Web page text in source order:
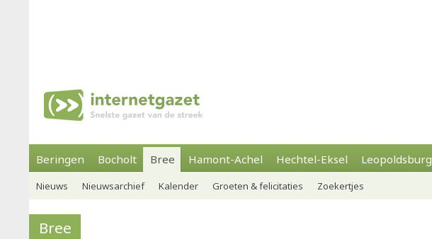
Beringen Bocholt Bree Hamont-Achel Hechtel-Eksel Leopoldsburg
Nieuws Nieuwsarchief Kalender Groeten & felicitaties Zoekertjes
Bree